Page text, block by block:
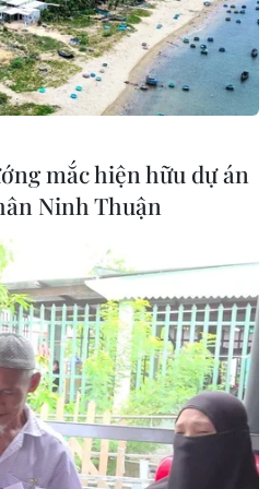
Đầu tư hơn 6.209 tỷ đồng
hoàn thiện hạ tầng dùng
chung Bến cảng Liên
06/08/2026 06:28
Mưa dông khiến hàng chục
chuyến bay tới Nội Bài
không thể hạ cánh
06/08/2026 04:37
mắc hiện hữu dự án
Ninh Thuận